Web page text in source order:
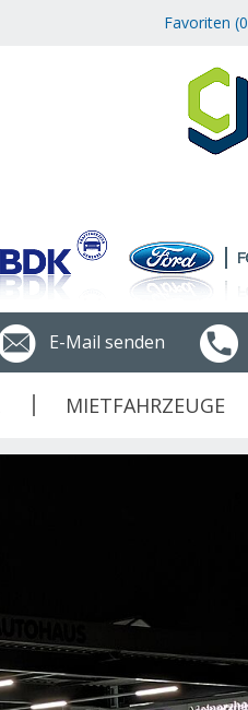
Favoriten (0
E-Mail senden
MIETFAHRZEUGE